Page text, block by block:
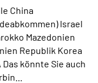
China
Israel
Mazedonien
Republik Korea
könnte Sie auch